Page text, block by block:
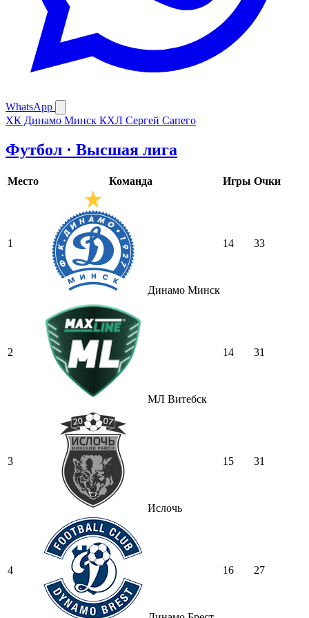
WhatsApp
ХК Динамо Минск КХЛ Сергей Сапего
Футбол · Высшая лига
Место Команда Игры Очки
1
Динамо Минск
14 33
2
МЛ Витебск
14 31
3
Ислочь
15 31
4 16 27